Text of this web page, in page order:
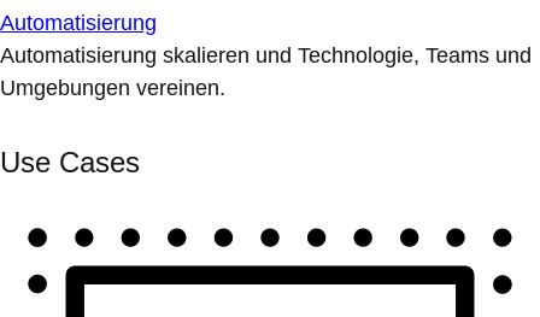
Automatisierung
Automatisierung skalieren und Technologie, Teams und
Umgebungen vereinen.
Use Cases